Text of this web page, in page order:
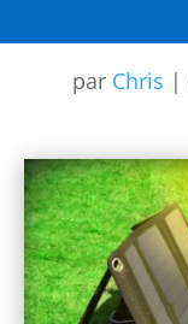
par Chris |